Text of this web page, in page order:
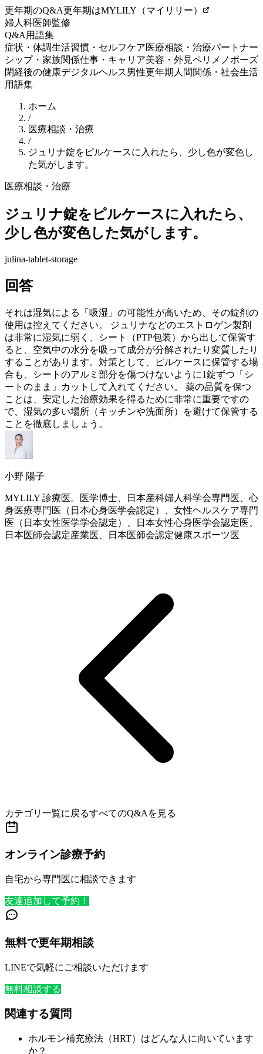
更年期のQ&A更年期はMYLILY（マイリリー）
婦人科医師監修
Q&A 用語集
症状・体調生活習慣・セルフケア医療相談・治療パートナー
シップ・家族関係仕事・キャリア美容・外見ペリメノポーズ
閉経後の健康デジタルヘルス男性更年期 人間関係・社会生活
用語集
ホーム
/
医療相談・治療
/
ジュリナ錠をピルケースに入れたら、少し色が変色し
た気がします。
医療相談・治療
ジュリナ錠をピルケースに入れたら、
少し色が変色した気がします。
julina-tablet-storage
回答
それは湿気による「吸湿」の可能性が高いため、その錠剤の
使用は控えてください。 ジュリナなどのエストロゲン製剤
は非常に湿気に弱く、シート（PTP包装）から出して保管す
ると、空気中の水分を吸って成分が分解されたり変質したり
することがあります。対策として、ピルケースに保管する場
合も、シートのアルミ部分を傷つけないように1錠ずつ「シ
ートのまま」カットして入れてください。 薬の品質を保つ
ことは、安定した治療効果を得るために非常に重要ですの
で、湿気の多い場所（キッチンや洗面所）を避けて保管する
ことを徹底しましょう。
小野 陽子
MYLILY 診療医。医学博士、日本産科婦人科学会専門医、心
身医療専門医（日本心身医学会認定）、女性ヘルスケア専門
医（日本女性医学学会認定）、日本女性心身医学会認定医、
日本医師会認定産業医、日本医師会認定健康スポーツ医
カテゴリ一覧に戻るすべてのQ&Aを見る
オンライン診療予約
自宅から専門医に相談できます
友達追加して予約！
無料で更年期相談
LINEで気軽にご相談いただけます
無料相談する
関連する質問
ホルモン補充療法（HRT）はどんな人に向いています
か？